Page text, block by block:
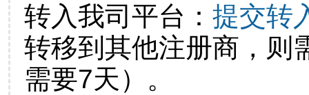
转入我司平台： 提交转
转移到其他注册商，则
需要7天）。